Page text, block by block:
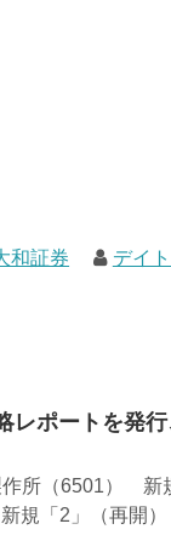
和証券 デイ
レポートを発
作所（6501）
規「2」（再開